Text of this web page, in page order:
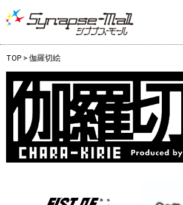
TOP > 伽羅切絵